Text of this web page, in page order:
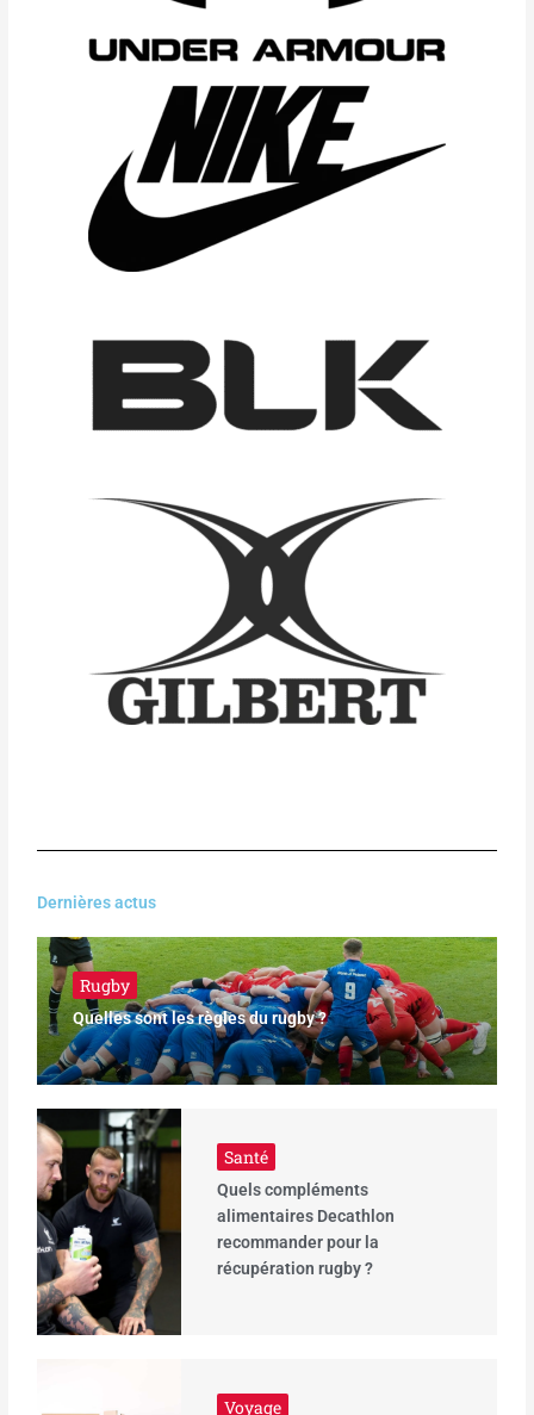
Dernières actus
Rugby
Quelles sont les règles du rugby ?
Santé
Quels compléments
alimentaires Decathlon
recommander pour la
récupération rugby ?
Voyage